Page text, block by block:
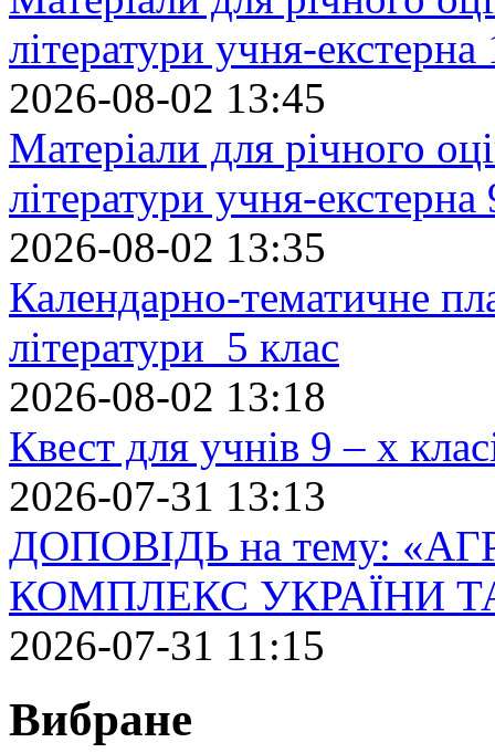
літератури учня-екстерна
2026-08-02 13:45
Матеріали для річного
літератури учня-екстерна
2026-08-02 13:35
Календарно-тематичне
літератури 5 клас
2026-08-02 13:18
Квест для учнів 9 – х
2026-07-31 13:13
ДОПОВІДЬ на тему:
КОМПЛЕКС УКРАЇНИ
2026-07-31 11:15
Вибране